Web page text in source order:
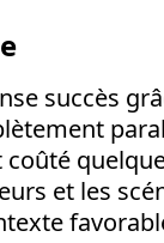
succès
et les